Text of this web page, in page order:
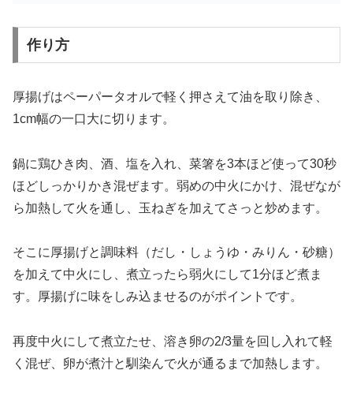
作り方
厚揚げはペーパータオルで軽く押さえて油を取り除き、
1cm幅の一口大に切ります。
鍋に鶏ひき肉、酒、塩を入れ、菜箸を3本ほど使って30秒
ほどしっかりかき混ぜます。弱めの中火にかけ、混ぜなが
ら加熱して火を通し、玉ねぎを加えてさっと炒めます。
そこに厚揚げと調味料（だし・しょうゆ・みりん・砂糖）
を加えて中火にし、煮立ったら弱火にして1分ほど煮ま
す。厚揚げに味をしみ込ませるのがポイントです。
再度中火にして煮立たせ、溶き卵の2/3量を回し入れて軽
く混ぜ、卵が煮汁と馴染んで火が通るまで加熱します。